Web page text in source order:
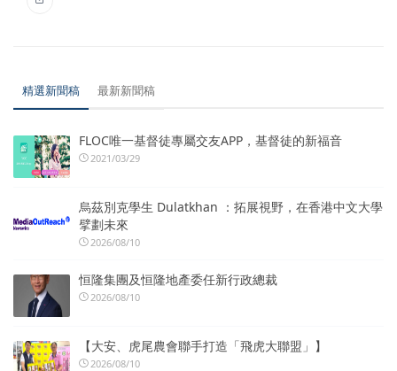
精選新聞稿 最新新聞稿
FLOC唯一基督徒專屬交友APP，基督徒的新福音
2021/03/29
烏茲別克學生 Dulatkhan ：拓展視野，在香港中文大學
擘劃未來
2026/08/10
恒隆集團及恒隆地產委任新行政總裁
2026/08/10
【大安、虎尾農會聯手打造「飛虎大聯盟」】
2026/08/10